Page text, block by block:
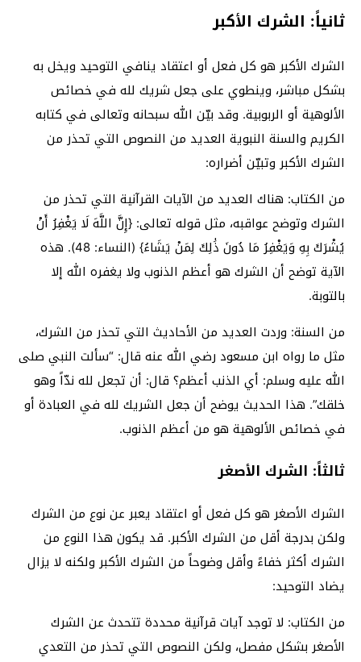
ثانياً: الشرك الأكبر
الشرك الأكبر هو كل فعل أو اعتقاد ينافي التوحيد ويخل به
بشكل مباشر، وينطوي على جعل شريك لله في خصائص
الألوهية أو الربوبية. وقد بيّن الله سبحانه وتعالى في كتابه
الكريم والسنة النبوية العديد من النصوص التي تحذر من
الشرك الأكبر وتبيّن أضراره:
من الكتاب: هناك العديد من الآيات القرآنية التي تحذر من
الشرك وتوضح عواقبه، مثل قوله تعالى: {إِنَّ اللَّهَ لَا يَغْفِرُ أَنْ
يُشْرَكَ بِهِ وَيَغْفِرُ مَا دُونَ ذَٰلِكَ لِمَنْ يَشَاءُ} (النساء: 48). هذه
الآية توضح أن الشرك هو أعظم الذنوب ولا يغفره الله إلا
بالتوبة.
من السنة: وردت العديد من الأحاديث التي تحذر من الشرك،
مثل ما رواه ابن مسعود رضي الله عنه قال: “سألت النبي صلى
الله عليه وسلم: أي الذنب أعظم؟ قال: أن تجعل لله ندّاً وهو
خلقك”. هذا الحديث يوضح أن جعل الشريك لله في العبادة أو
في خصائص الألوهية هو من أعظم الذنوب.
ثالثاً: الشرك الأصغر
الشرك الأصغر هو كل فعل أو اعتقاد يعبر عن نوع من الشرك
ولكن بدرجة أقل من الشرك الأكبر. قد يكون هذا النوع من
الشرك أكثر خفاءً وأقل وضوحاً من الشرك الأكبر ولكنه لا يزال
يضاد التوحيد:
من الكتاب: لا توجد آيات قرآنية محددة تتحدث عن الشرك
الأصغر بشكل مفصل، ولكن النصوص التي تحذر من التعدي